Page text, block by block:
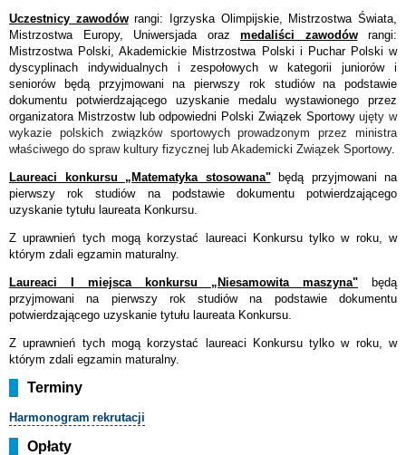
Uczestnicy zawodówrangi: Igrzyska Olimpijskie, Mistrzostwa Świata,
Mistrzostwa Europy, Uniwersjada oraz medaliści zawodówrangi:
Mistrzostwa Polski, Akademickie Mistrzostwa Polski i Puchar Polski w
dyscyplinach indywidualnych i zespołowych w kategorii juniorów i
seniorów będą przyjmowani na pierwszy rok studiów na podstawie
dokumentu potwierdzającego uzyskanie medalu wystawionego przez
organizatora Mistrzostw lub odpowiedni Polski Związek Sportowyujęty w
wykazie polskich związków sportowych prowadzonym przez ministra
właściwego do spraw kultury fizycznej lub Akademicki Związek Sportowy.
Laureaci konkursu „Matematyka stosowana"będą przyjmowani na
pierwszy rok studiów na podstawie dokumentu potwierdzającego
uzyskanie tytułu laureata Konkursu.
Z uprawnień tych mogą korzystać laureaci Konkursu tylko w roku, w
którym zdali egzamin maturalny.
Laureaci I miejsca konkursu „Niesamowita maszyna" będą
przyjmowani na pierwszy rok studiów na podstawie dokumentu
potwierdzającego uzyskanie tytułu laureata Konkursu.
Z uprawnień tych mogą korzystać laureaci Konkursu tylko w roku, w
którym zdali egzamin maturalny.
Terminy
Harmonogram rekrutacji
Opłaty